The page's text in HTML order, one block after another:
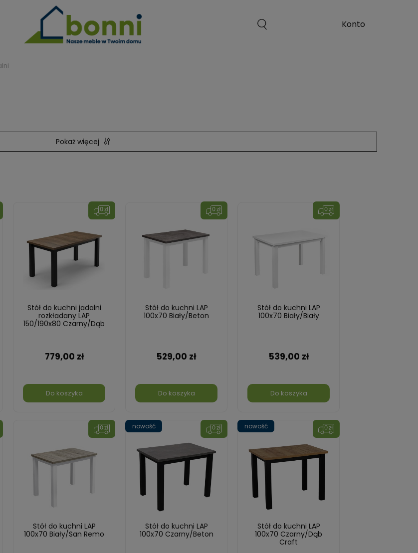
Pokaż więcej
Stół do kuchni jadalni
rozkładany LAP
150/190x80 Czarny/Dąb
779,00 zł
Do koszyka
Stół do kuchni LAP
100x70 Biały/Beton
529,00 zł
Do koszyka
Stół do kuchni LAP
100x70 Biały/Biały
539,00 zł
Do koszyka
Stół do kuchni LAP
100x70 Biały/San Remo
Stół do kuchni LAP
100x70 Czarny/Beton
nowość
Stół do kuchni LAP
100x70 Czarny/Dąb
Craft
nowość